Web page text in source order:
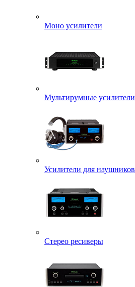
Моно усилители
Мультирумные усилители
Усилители для наушников
Стерео ресиверы